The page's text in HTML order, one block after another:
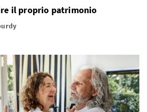
il proprio patrimonio